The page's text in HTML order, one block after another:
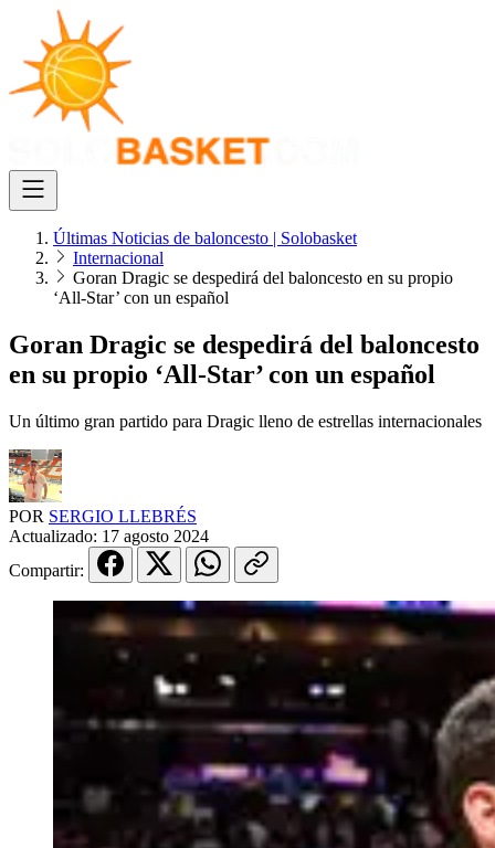
Últimas Noticias de baloncesto | Solobasket
Internacional
Goran Dragic se despedirá del baloncesto en su propio
‘All-Star’ con un español
Goran Dragic se despedirá del baloncesto
en su propio ‘All-Star’ con un español
Un último gran partido para Dragic lleno de estrellas internacionales
POR SERGIO LLEBRÉS
Actualizado: 17 agosto 2024
Compartir: